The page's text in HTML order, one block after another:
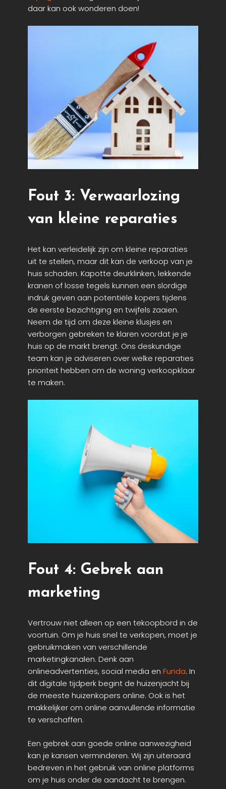
daar kan ook wonderen doen!
Fout 3: Verwaarlozing
van kleine reparaties
Het kan verleidelijk zijn om kleine reparaties
uit te stellen, maar dit kan de verkoop van je
huis schaden. Kapotte deurklinken, lekkende
kranen of losse tegels kunnen een slordige
indruk geven aan potentiële kopers tijdens
de eerste bezichtiging en twijfels zaaien.
Neem de tijd om deze kleine klusjes en
verborgen gebreken te klaren voordat je je
huis op de markt brengt. Ons deskundige
team kan je adviseren over welke reparaties
prioriteit hebben om de woning verkoopklaar
te maken.
Fout 4: Gebrek aan
marketing
Vertrouw niet alleen op een tekoopbord in de
voortuin. Om je huis snel te verkopen, moet je
gebruikmaken van verschillende
marketingkanalen. Denk aan
onlineadvertenties, social media en Funda. In
dit digitale tijdperk begint de huizenjacht bij
de meeste huizenkopers online. Ook is het
makkelijker om online aanvullende informatie
te verschaffen.
Een gebrek aan goede online aanwezigheid
kan je kansen verminderen. Wij zijn uiteraard
bedreven in het gebruik van online platforms
om je huis onder de aandacht te brengen.